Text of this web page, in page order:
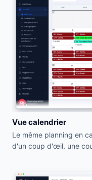
Vue calendrier
Le même planning en
d'un coup d'œil, une